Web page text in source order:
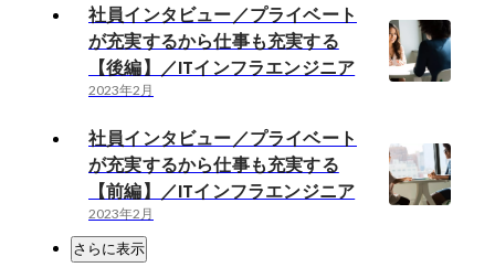
社員インタビュー／プライベート
が充実するから仕事も充実する
【後編】／ITインフラエンジニア
2023年2月
社員インタビュー／プライベート
が充実するから仕事も充実する
【前編】／ITインフラエンジニア
2023年2月
さらに表示